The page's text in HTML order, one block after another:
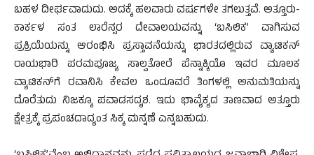
ಬಹಳ ದೀರ್ಘವಾದುದು. ಅದಕ್ಕೆ ಹಲವಾರು ವರ್ಷಗಳೇ ತಗಲುತ್ತವೆ. ಅತ್ತೂರು-
ಕಾರ್ಕಳ ಸಂತ ಲಾರೆನ್ಸರ ದೇವಾಲಯವನ್ನು ‘ಬಸಿಲಿಕ’ ವಾಗಿಸುವ
ಪ್ರಕ್ರಿಯೆಯನ್ನು ಆರಂಭಿಸಿ ಪ್ರಸ್ತಾವನೆಯನ್ನು ಭಾರತದಲ್ಲಿರುವ ವ್ಯಾಟಿಕನ್
ರಾಯಭಾರಿ ಪರಮಪೂಜ್ಯ ಸಾಲ್ವತೋರೆ ಪೆನ್ನಾಕ್ಕಿಯೊ ಇವರ ಮೂಲಕ
ವ್ಯಾಟಿಕನ್‍ಗೆ ರವಾನಿಸಿ ಕೇವಲ ಒಂದೂವರೆ ತಿಂಗಳಲ್ಲಿ ಅನುಮತಿಯನ್ನು
ದೊರೆತುದು ನಿಜಕ್ಕೂ ಪವಾಡಸದೃಶ. ಇದು ಭಾವೈಕ್ಯದ ತಾಣವಾದ ಅತ್ತೂರು
ಕ್ಷೇತ್ರಕ್ಕೆ ಪ್ರಪಂಚದಾದ್ಯಂತ ಸಿಕ್ಕ ಮನ್ನಣೆ ಎನ್ನಬಹುದು.